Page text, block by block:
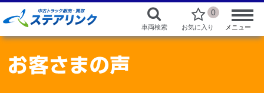
車両検索
0
お気に入り メニュー